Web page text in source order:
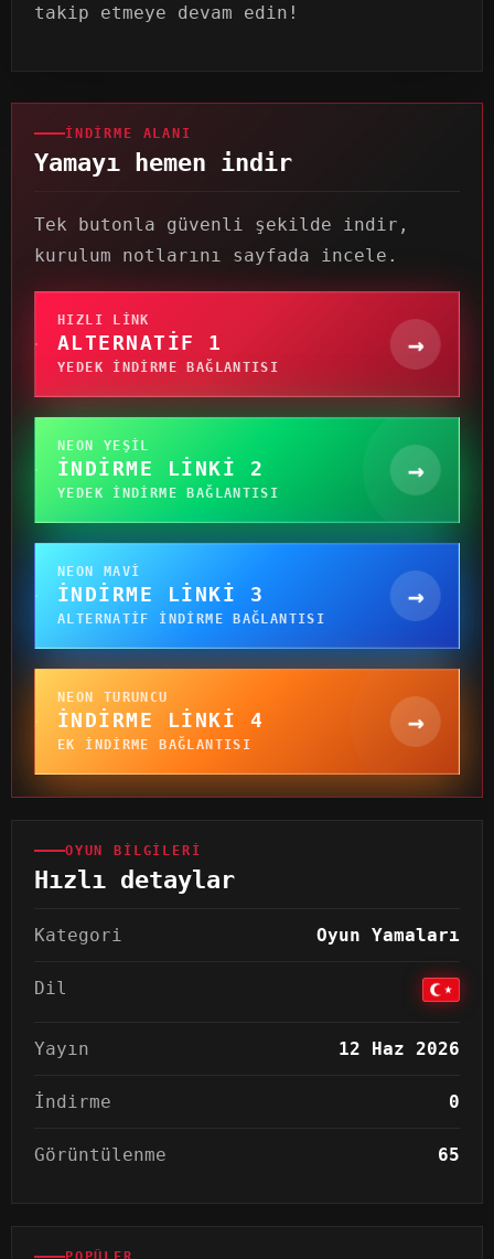
takip etmeye devam edin!
İNDIRME ALANI
Yamayı hemen indir
Tek butonla güvenli şekilde indir,
kurulum notlarını sayfada incele.
HIZLI LINK
ALTERNATIF 1
YEDEK INDIRME BAĞLANTISI
→
NEON YEŞIL
İNDIRME LINKI 2
YEDEK INDIRME BAĞLANTISI
→
NEON MAVI
İNDIRME LINKI 3
ALTERNATIF INDIRME BAĞLANTISI
→
NEON TURUNCU
İNDIRME LINKI 4
EK INDIRME BAĞLANTISI
→
OYUN BILGILERI
Hızlı detaylar
Kategori Oyun Yamaları
Dil
Yayın 12 Haz 2026
İndirme 0
Görüntülenme 65